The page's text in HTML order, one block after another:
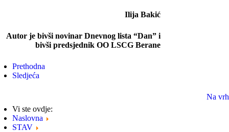
Ilija Bakić
Autor je bivši novinar Dnevnog lista “Dan” i
bivši predsjednik OO LSCG Berane
Prethodna
Sledjeća
Vi ste ovdje:
Naslovna
STAV
Na vrh